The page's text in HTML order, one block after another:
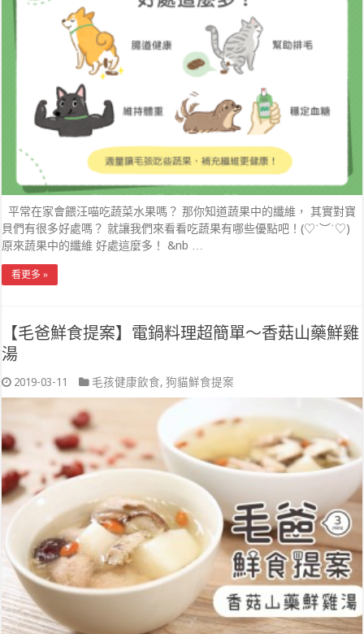
平常在家會餵汪喵吃蔬菜水果嗎？ 那你知道蔬果中的纖維， 其實對寶
貝們有很多好處嗎？ 就讓我們來看看吃蔬果有哪些優點吧！(♡˙︶˙♡)
原來蔬果中的纖維 好處這麼多！ &nb …
看更多 »
【毛爸鮮食提案】電鍋料理超簡單～香菇山藥鮮雞
湯
2019-03-11 毛孩健康飲食,狗貓鮮食提案